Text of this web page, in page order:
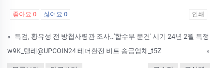
좋아요 0 싫어요 0 인쇄
«
특검, 황유성 전 방첩사령관 조사‥'합수부 문건' 시기 24년 2월 특정
w9K_텔레@UPCOIN24 테더환전 비트 송금업체_t5Z
»